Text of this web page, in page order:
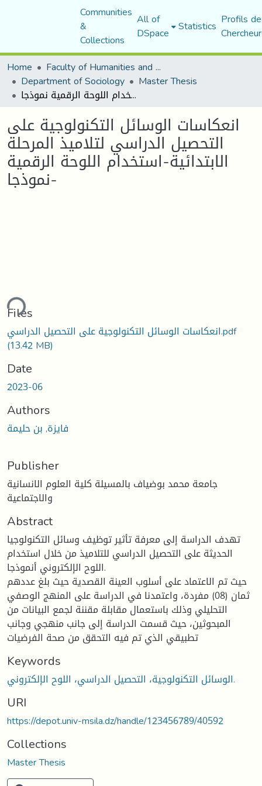
Communities
&
Collections
All of
DSpace Statistics Profils
Home
Faculty of Humanities and Social Sciences
Department of Sociology Master Thesis
انعكاسات الوسائل التكنولوجية على التحصيل الدراسي لتلاميذ المرحلة الابتدائية-استخدام اللوحة الرقمية نموذجا-
انعكاسات الوسائل التكنولوجية على
التحصيل الدراسي لتلاميذ المرحلة
الابتدائية-استخدام اللوحة الرقمية
نموذجا-
Files
انعكاسات الوسائل التكنولوجية على التحصيل الدراسي.pdf
(13.42 MB)
Date
2023-06
Authors
فايزة, بن حليمة
Publisher
جامعة محمد بوضياف بالمسيلة كلية العلوم الانسانية
والاجتماعية
Abstract
تهدف الدراسة إلى معرفة تأثير توظيف وسائل التكنولوجيا
الحديثة على التحصيل الدراسي للتلاميذ من خلال استخدام
اللوح الإلكتروني أنموذجا.
حيث تم الاعتماد على أسلوب العينة القصدية حيث بلغ عددهم
ثمان (08) مفردة، واعتمدنا في الدراسة على المنهج الوصفي
التحليلي وذلك باستعمال مقابلة مقننة لجمع البيانات من
المبحوثين، حيث قسمت الدراسة إلى جانب منهجي وجانب
تطبيقي الذي تم فيه التحقق من صحة الفرضيات
Keywords
الوسائل التكنولوجية، التحصيل الدراسي، اللوح الإلكتروني.
URI
https://depot.univ-msila.dz/handle/123456789/40592
Collections
Master Thesis